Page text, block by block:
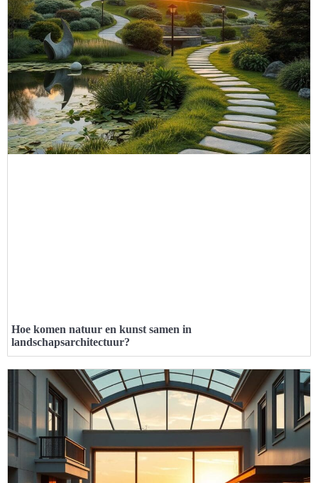
Hoe komen natuur en kunst samen in
landschapsarchitectuur?